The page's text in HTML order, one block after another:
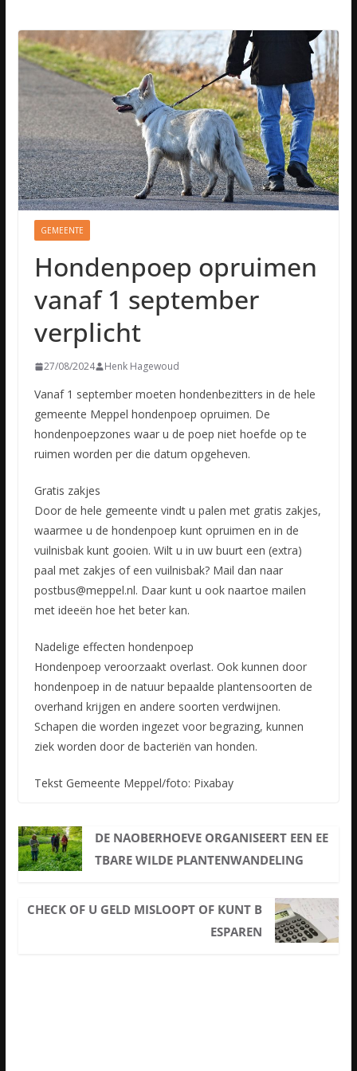
GEMEENTE
Hondenpoep opruimen
vanaf 1 september
verplicht
27/08/2024 Henk Hagewoud
Vanaf 1 september moeten hondenbezitters in de hele
gemeente Meppel hondenpoep opruimen. De
hondenpoepzones waar u de poep niet hoefde op te
ruimen worden per die datum opgeheven.
Gratis zakjes
Door de hele gemeente vindt u palen met gratis zakjes,
waarmee u de hondenpoep kunt opruimen en in de
vuilnisbak kunt gooien. Wilt u in uw buurt een (extra)
paal met zakjes of een vuilnisbak? Mail dan naar
postbus@meppel.nl. Daar kunt u ook naartoe mailen
met ideeën hoe het beter kan.
Nadelige effecten hondenpoep
Hondenpoep veroorzaakt overlast. Ook kunnen door
hondenpoep in de natuur bepaalde plantensoorten de
overhand krijgen en andere soorten verdwijnen.
Schapen die worden ingezet voor begrazing, kunnen
ziek worden door de bacteriën van honden.
Tekst Gemeente Meppel/foto: Pixabay
DE NAOBERHOEVE ORGANISEERT EEN EE
TBARE WILDE PLANTENWANDELING
CHECK OF U GELD MISLOOPT OF KUNT B
ESPAREN